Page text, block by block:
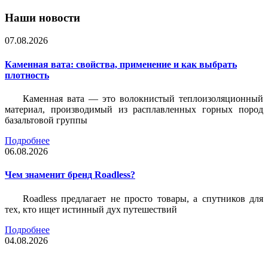
Наши новости
07.08.2026
Каменная вата: свойства, применение и как выбрать
плотность
Каменная вата — это волокнистый теплоизоляционный
материал, производимый из расплавленных горных пород
базальтовой группы
Подробнее
06.08.2026
Чем знаменит бренд Roadless?
Roadless предлагает не просто товары, а спутников для
тех, кто ищет истинный дух путешествий
Подробнее
04.08.2026